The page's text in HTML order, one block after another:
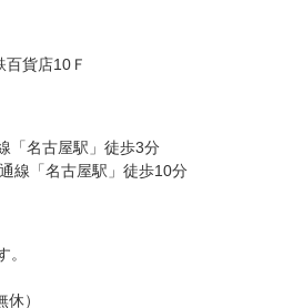
貨店10Ｆ
「名古屋駅」徒歩3分
線「名古屋駅」徒歩10分
）